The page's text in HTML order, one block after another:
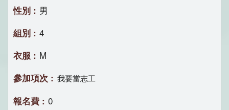
男
4
M
我要當志工
0